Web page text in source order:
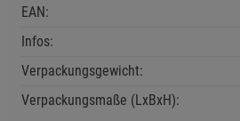
EAN:
Infos:
Verpackungsgewicht:
Verpackungsmaße (LxBxH):